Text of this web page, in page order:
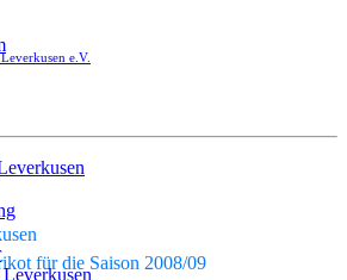
e.V.
für die Saison 2008/09